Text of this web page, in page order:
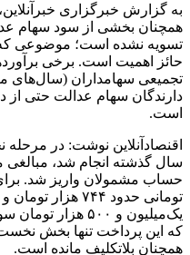
تسویه نشده است؛ موضوعی که
حائز اهمیت است. برخی
دارندگان سهام عدالت حتی از
است.
اقنصادآنلاین نوشت: در
سال گذشته انجام شد، مبالغی
تومانی حدود ۷۴۴
یک‌میلیون و ۵۰۰
که این پرداخت تنها بخش
همچنان بلاتکلیف مانده است.